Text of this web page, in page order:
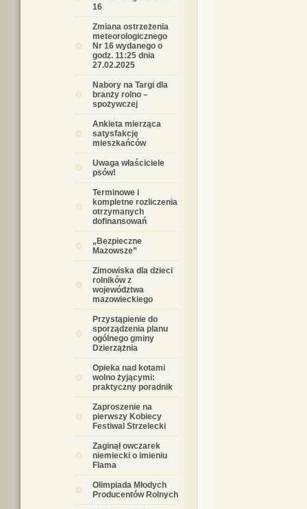
16
Zmiana ostrzeżenia
meteorologicznego
Nr 16 wydanego o
godz. 11:25 dnia
27.02.2025
Nabory na Targi dla
branży rolno –
spożywczej
Ankieta mierząca
satysfakcję
mieszkańców
Uwaga właściciele
psów!
Terminowe i
kompletne rozliczenia
otrzymanych
dofinansowań
„Bezpieczne
Mazowsze”
Zimowiska dla dzieci
rolników z
województwa
mazowieckiego
Przystąpienie do
sporządzenia planu
ogólnego gminy
Dzierzążnia
Opieka nad kotami
wolno żyjącymi:
praktyczny poradnik
Zaproszenie na
pierwszy Kobiecy
Festiwal Strzelecki
Zaginął owczarek
niemiecki o imieniu
Flama
Olimpiada Młodych
Producentów Rolnych